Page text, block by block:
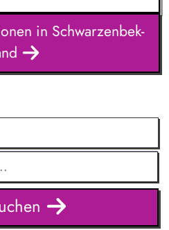
in Schwarzenbek-